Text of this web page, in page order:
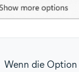
Wenn die Option